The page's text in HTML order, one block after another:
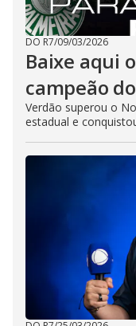
DO R7/09/03/2026
Baixe aqui
campeão
Verdão superou o
estadual e